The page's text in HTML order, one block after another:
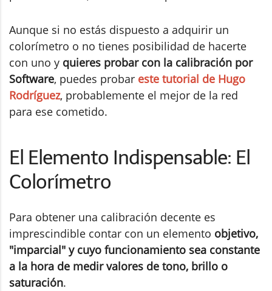
Aunque si no estás dispuesto a adquirir un
colorímetro o no tienes posibilidad de hacerte
con uno y quieres probar con la calibración por
Software, puedes probar este tutorial de Hugo
Rodríguez, probablemente el mejor de la red
para ese cometido.
El Elemento Indispensable: El
Colorímetro
Para obtener una calibración decente es
imprescindible contar con un elemento objetivo,
"imparcial" y cuyo funcionamiento sea constante
a la hora de medir valores de tono, brillo o
saturación.